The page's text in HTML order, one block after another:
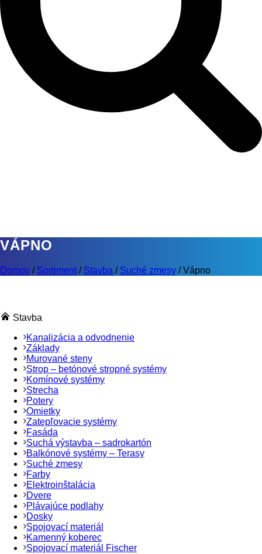
VÁPNO
Domov / Sortiment / Stavba / Suché zmesy /Vápno
Stavba
Kanalizácia a odvodnenie
Základy
Murované steny
Strop – betónové stropné systémy
Komínové systémy
Strecha
Potery
Omietky
Zatepľovacie systémy
Fasáda
Suchá výstavba – sadrokartón
Balkónové systémy – Terasy
Suché zmesy
Farby
Elektroinštalácia
Dvere
Plávajúce podlahy
Dosky
Spojovací materiál
Kamenný koberec
Spojovací materiál Fischer